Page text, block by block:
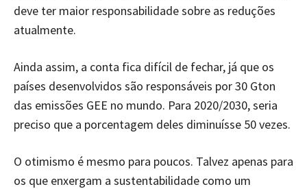
deve ter maior responsabilidade sobre as reduções
atualmente.
Ainda assim, a conta fica difícil de fechar, já que os
países desenvolvidos são responsáveis por 30 Gton
das emissões GEE no mundo. Para 2020/2030, seria
preciso que a porcentagem deles diminuísse 50 vezes.
O otimismo é mesmo para poucos. Talvez apenas para
os que enxergam a sustentabilidade como um